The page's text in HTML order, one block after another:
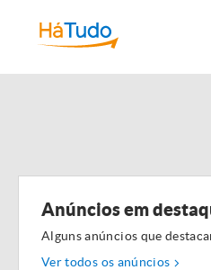
Anúncios em
Alguns anúncios que
Ver todos os anúncios